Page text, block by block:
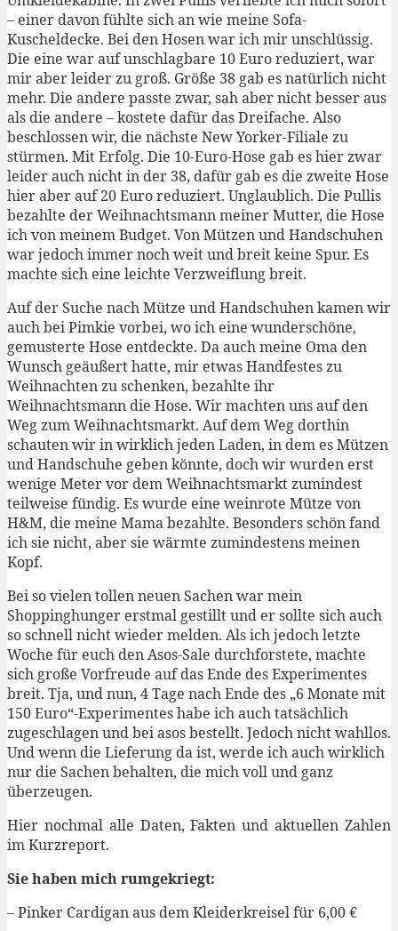
– einer davon fühlte sich an wie meine Sofa-
Kuscheldecke. Bei den Hosen war ich mir unschlüssig.
Die eine war auf unschlagbare 10 Euro reduziert, war
mir aber leider zu groß. Größe 38 gab es natürlich nicht
mehr. Die andere passte zwar, sah aber nicht besser aus
als die andere – kostete dafür das Dreifache. Also
beschlossen wir, die nächste New Yorker-Filiale zu
stürmen. Mit Erfolg. Die 10-Euro-Hose gab es hier zwar
leider auch nicht in der 38, dafür gab es die zweite Hose
hier aber auf 20 Euro reduziert. Unglaublich. Die Pullis
bezahlte der Weihnachtsmann meiner Mutter, die Hose
ich von meinem Budget. Von Mützen und Handschuhen
war jedoch immer noch weit und breit keine Spur. Es
machte sich eine leichte Verzweiflung breit.
Auf der Suche nach Mütze und Handschuhen kamen wir
auch bei Pimkie vorbei, wo ich eine wunderschöne,
gemusterte Hose entdeckte. Da auch meine Oma den
Wunsch geäußert hatte, mir etwas Handfestes zu
Weihnachten zu schenken, bezahlte ihr
Weihnachtsmann die Hose. Wir machten uns auf den
Weg zum Weihnachtsmarkt. Auf dem Weg dorthin
schauten wir in wirklich jeden Laden, in dem es Mützen
und Handschuhe geben könnte, doch wir wurden erst
wenige Meter vor dem Weihnachtsmarkt zumindest
teilweise fündig. Es wurde eine weinrote Mütze von
H&M, die meine Mama bezahlte. Besonders schön fand
ich sie nicht, aber sie wärmte zumindestens meinen
Kopf.
Bei so vielen tollen neuen Sachen war mein
Shoppinghunger erstmal gestillt und er sollte sich auch
so schnell nicht wieder melden. Als ich jedoch letzte
Woche für euch den Asos-Sale durchforstete, machte
sich große Vorfreude auf das Ende des Experimentes
breit. Tja, und nun, 4 Tage nach Ende des „6 Monate mit
150 Euro“-Experimentes habe ich auch tatsächlich
zugeschlagen und bei asos bestellt. Jedoch nicht wahllos.
Und wenn die Lieferung da ist, werde ich auch wirklich
nur die Sachen behalten, die mich voll und ganz
überzeugen.
Hier nochmal alle Daten, Fakten und aktuellen Zahlen
im Kurzreport.
Sie haben mich rumgekriegt:
– Pinker Cardigan aus dem Kleiderkreisel für 6,00 €